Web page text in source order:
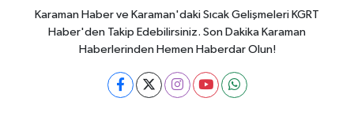
Karaman Haber ve Karaman'daki Sıcak Gelişmeleri KGRT
Haber'den Takip Edebilirsiniz. Son Dakika Karaman
Haberlerinden Hemen Haberdar Olun!